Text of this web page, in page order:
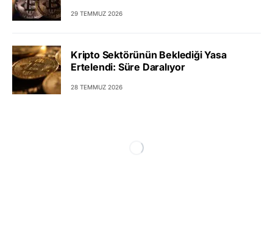
29 TEMMUZ 2026
Kripto Sektörünün Beklediği Yasa
Ertelendi: Süre Daralıyor
28 TEMMUZ 2026